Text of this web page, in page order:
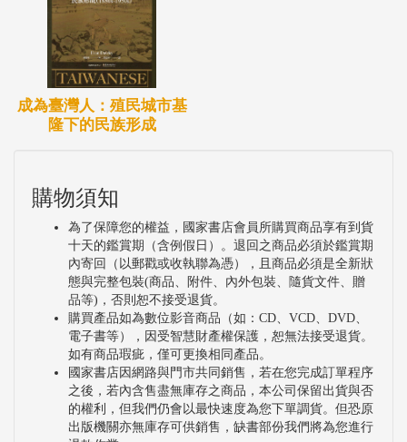
成為臺灣人：殖民城市基
隆下的民族形成
購物須知
為了保障您的權益，國家書店會員所購買商品享有到貨
十天的鑑賞期（含例假日）。退回之商品必須於鑑賞期
內寄回（以郵戳或收執聯為憑），且商品必須是全新狀
態與完整包裝(商品、附件、內外包裝、隨貨文件、贈
品等)，否則恕不接受退貨。
購買產品如為數位影音商品（如：CD、VCD、DVD、
電子書等），因受智慧財產權保護，恕無法接受退貨。
如有商品瑕疵，僅可更換相同產品。
國家書店因網路與門市共同銷售，若在您完成訂單程序
之後，若內含售盡無庫存之商品，本公司保留出貨與否
的權利，但我們仍會以最快速度為您下單調貨。但恐原
出版機關亦無庫存可供銷售，缺書部份我們將為您進行